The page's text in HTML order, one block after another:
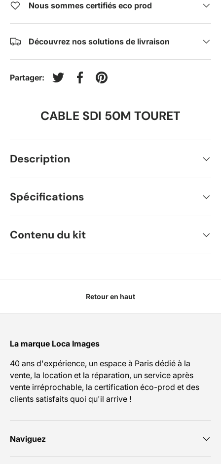
Nous sommes certifiés eco prod
Découvrez nos solutions de livraison
Partager:
Tweeter sur Twitter
Partager sur Facebook
Épingler sur Pinterest
CABLE SDI 50M TOURET
Description
Spécifications
Contenu du kit
Retour en haut
La marque Loca Images
40 ans d'expérience, un espace à Paris dédié à la
vente, la location et la réparation, un service après
vente irréprochable, la certification éco-prod et des
clients satisfaits quoi qu'il arrive !
Naviguez